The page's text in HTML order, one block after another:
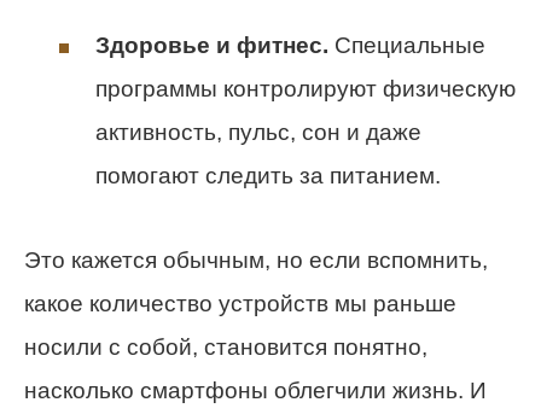
Здоровье и фитнес. Специальные
программы контролируют физическую
активность, пульс, сон и даже
помогают следить за питанием.
Это кажется обычным, но если вспомнить,
какое количество устройств мы раньше
носили с собой, становится понятно,
насколько смартфоны облегчили жизнь. И